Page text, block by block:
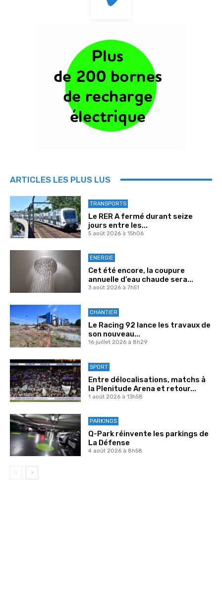
ARTICLES LES PLUS LUS
TRANSPORTS
Le RER A fermé durant seize
jours entre les...
5 août 2026 à 15h06
ENERGIE
Cet été encore, la coupure
annuelle d’eau chaude sera...
3 août 2026 à 7h51
CHANTIER
Le Racing 92 lance les travaux de
son nouveau...
16 juillet 2026 à 8h29
SPORT
Entre délocalisations, matchs à
la Plenitude Arena et retour...
1 août 2026 à 13h58
PARKINGS
Q-Park réinvente les parkings de
La Défense
4 août 2026 à 8h58